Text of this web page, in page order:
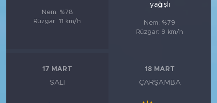
Nem: %78
Rüzgar: 11 km/h
yağışlı
Nem: %79
Rüzgar: 9 km/h
17 MART
SALI
18 MART
ÇARŞAMBA